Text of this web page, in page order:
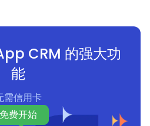
CRM 的强大功
能
需信用卡
免费开始